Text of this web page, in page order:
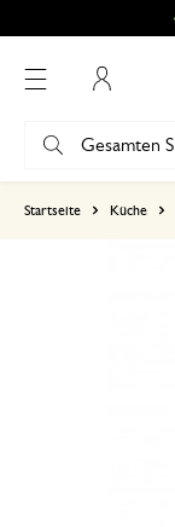
Startseite Küche